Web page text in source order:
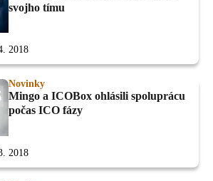
svojho tímu
2018
Novinky
Mingo a ICOBox ohlásili spoluprácu
počas ICO fázy
2018